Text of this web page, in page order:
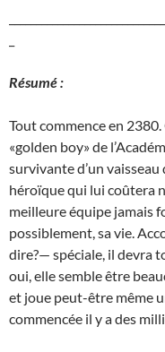
Résumé :
Tout commence en
«golden boy» de
survivante d’un
héroïque qui lui coûtera
meilleure équipe jamais
possiblement, sa vie.
dire?— spéciale, il devra
oui, elle semble être
et joue peut-être même
commencée il y a des